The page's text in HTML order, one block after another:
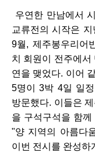
우연한 만남에서
교류전의 시작은
9월, 제주봉우리어
치 회원이 전주에서
연을 맺었다. 이어
5명이 3박 4일 일
방문했다. 이들은
을 구석구석을 함
"양 지역의 아름다
이번 전시를 완성하